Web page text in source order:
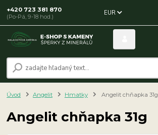
EUR
+420 723 381 870
(Po-Pá, 9-18 hod.)
Úvod Angelit Hmatky Angelit chňapka 31g
Angelit chňapka 31g